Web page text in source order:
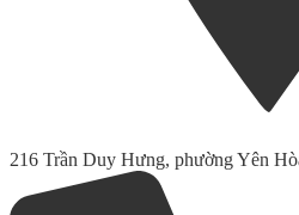
216 Trần Duy Hưng, phường Yên